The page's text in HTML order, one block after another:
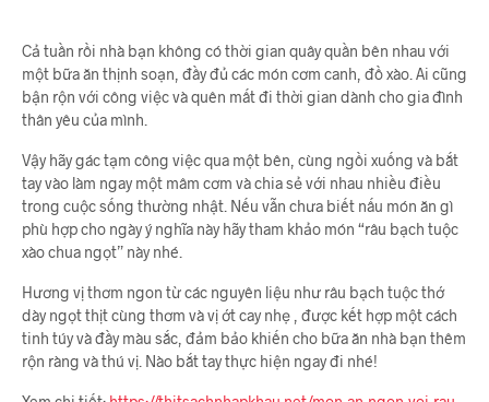
Cả tuần rồi nhà bạn không có thời gian quây quần bên nhau với
một bữa ăn thịnh soạn, đầy đủ các món cơm canh, đồ xào. Ai cũng
bận rộn với công việc và quên mất đi thời gian dành cho gia đình
thân yêu của mình.
Vậy hãy gác tạm công việc qua một bên, cùng ngồi xuống và bắt
tay vào làm ngay một mâm cơm và chia sẻ với nhau nhiều điều
trong cuộc sống thường nhật. Nếu vẫn chưa biết nấu món ăn gì
phù hợp cho ngày ý nghĩa này hãy tham khảo món “râu bạch tuộc
xào chua ngọt” này nhé.
Hương vị thơm ngon từ các nguyên liệu như râu bạch tuộc thớ
dày ngọt thịt cùng thơm và vị ớt cay nhẹ , được kết hợp một cách
tinh túy và đầy màu sắc, đảm bảo khiến cho bữa ăn nhà bạn thêm
rộn ràng và thú vị. Nào bắt tay thực hiện ngay đi nhé!